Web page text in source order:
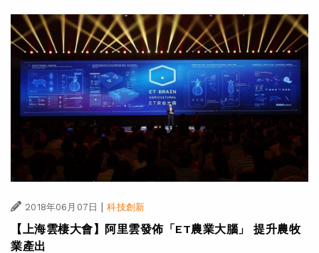
2018年06月07日 | 科技創新
【上海雲棲大會】阿里雲發佈「ET農業大腦」 提升農牧
業產出